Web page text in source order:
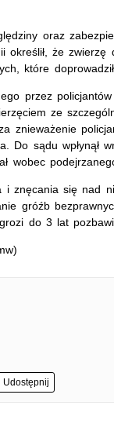
oraz
określił, że zwierzę
które
przez
ze
znieważenie
Do sądu wpłynął
wobec
i znęcania się nad
gróźb
do 3 lat
Udostępnij